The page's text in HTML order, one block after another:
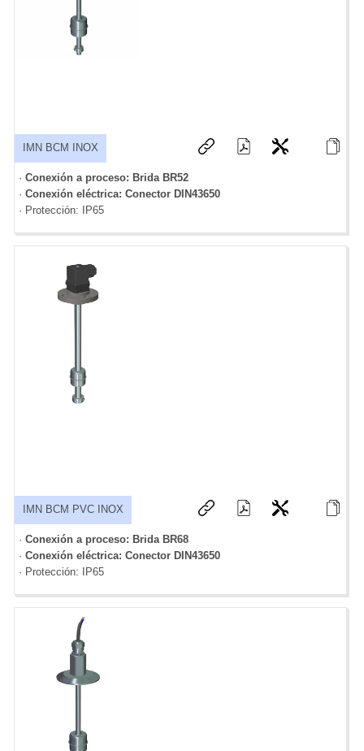
IMN BCM INOX
· Conexión a proceso: Brida BR52
· Conexión eléctrica: Conector DIN43650
· Protección: IP65
IMN BCM PVC INOX
· Conexión a proceso: Brida BR68
· Conexión eléctrica: Conector DIN43650
· Protección: IP65